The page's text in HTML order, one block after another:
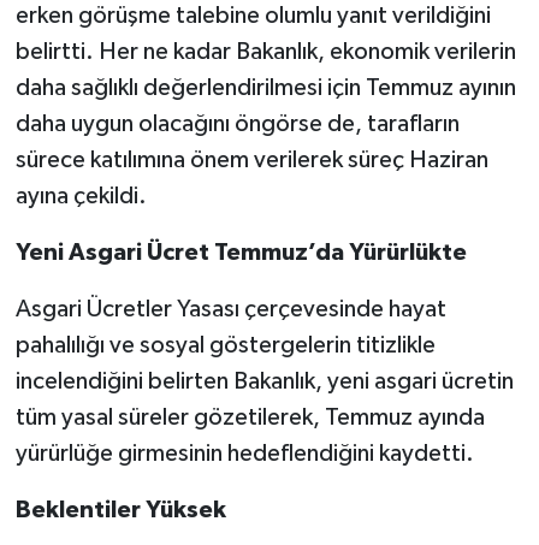
erken görüşme talebine olumlu yanıt verildiğini
belirtti. Her ne kadar Bakanlık, ekonomik verilerin
daha sağlıklı değerlendirilmesi için Temmuz ayının
daha uygun olacağını öngörse de, tarafların
sürece katılımına önem verilerek süreç Haziran
ayına çekildi.
Yeni Asgari Ücret Temmuz’da Yürürlükte
Asgari Ücretler Yasası çerçevesinde hayat
pahalılığı ve sosyal göstergelerin titizlikle
incelendiğini belirten Bakanlık, yeni asgari ücretin
tüm yasal süreler gözetilerek, Temmuz ayında
yürürlüğe girmesinin hedeflendiğini kaydetti.
Beklentiler Yüksek